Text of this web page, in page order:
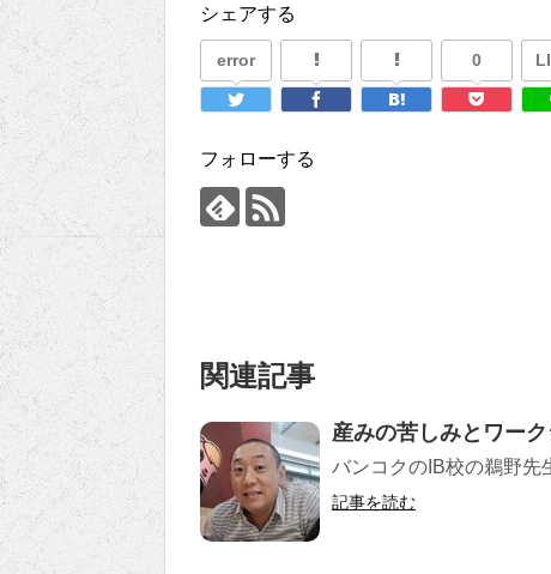
シェアする
error 0
フォローする
関連記事
産みの苦しみとワー
バンコクのIB校の鵜野先
記事を読む